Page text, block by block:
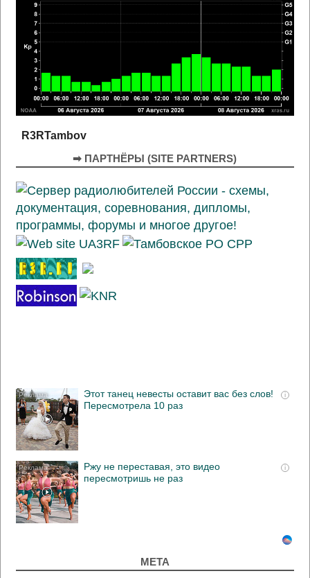
R3RTambov
➡ ПАРТНЁРЫ (SITE PARTNERS)
i
Этот танец невесты оставит вас без слов!
Пересмотрела 10 раз
i
Ржу не переставая, это видео
пересмотришь не раз
МЕТА